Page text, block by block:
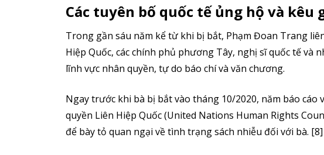
Các tuyên bố quốc tế ủng hộ và kêu
Trong gần sáu năm kể từ khi bị bắt, Phạm Đoan Trang
Hiệp Quốc, các chính phủ phương Tây, nghị sĩ quốc tế
lĩnh vực nhân quyền, tự do báo chí và văn chương.
Ngay trước khi bà bị bắt vào tháng 10/2020, năm báo cáo
quyền Liên Hiệp Quốc (United Nations Human Rights
để bày tỏ quan ngại về tình trạng sách nhiễu đối với bà. [8]